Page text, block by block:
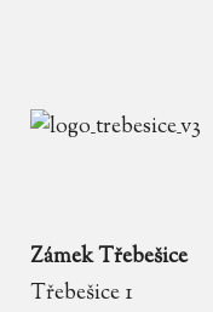
Zámek Třebešice
Třebešice 1